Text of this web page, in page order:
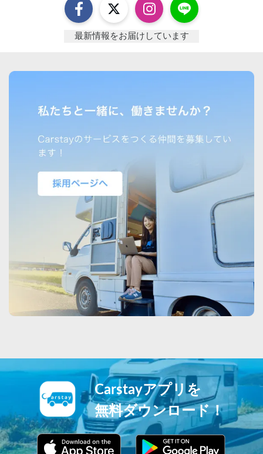
最新情報をお届けしています
Carstayアプリを
無料ダウンロード！